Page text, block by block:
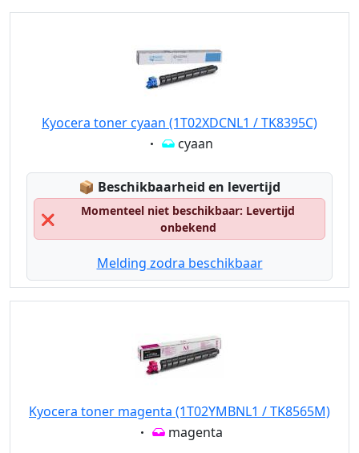
Kyocera toner cyaan (1T02XDCNL1 / TK8395C)
Eigenschaft:
cyaan
📦 Lagerstatus:
Beschikbaarheid en levertijd
❌
Momenteel niet beschikbaar: Levertijd
onbekend
Melding zodra beschikbaar
Kyocera toner magenta (1T02YMBNL1 / TK8565M)
Eigenschaft:
magenta